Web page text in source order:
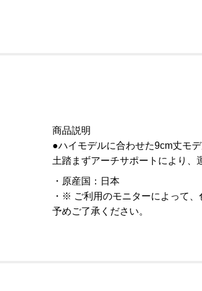
商品説明
●ハイモデルに合わせた9cm丈モ
土踏まずアーチサポートにより、
原産国 ： 日本
※ ご利用のモニターによって、
予めご了承ください。